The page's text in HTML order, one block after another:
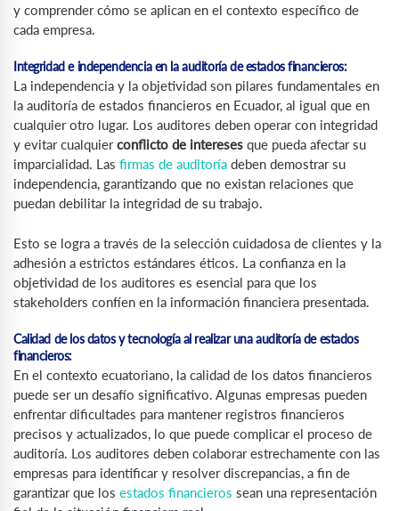
y comprender cómo se aplican en el contexto específico de
cada empresa.
Integridad e independencia en la auditoría de estados financieros:
La independencia y la objetividad son pilares fundamentales en
la auditoría de estados financieros en Ecuador, al igual que en
cualquier otro lugar. Los auditores deben operar con integridad
y evitar cualquierconflicto de intereses que pueda afectar su
imparcialidad. Las firmas de auditoría deben demostrar su
independencia, garantizando que no existan relaciones que
puedan debilitar la integridad de su trabajo.
Esto se logra a través de la selección cuidadosa de clientes y la
adhesión a estrictos estándares éticos. La confianza en la
objetividad de los auditores es esencial para que los
stakeholders confíen en la información financiera presentada.
Calidad de los datos y tecnología al realizar una auditoría de estados
financieros:
En el contexto ecuatoriano, la calidad de los datos financieros
puede ser un desafío significativo. Algunas empresas pueden
enfrentar dificultades para mantener registros financieros
precisos y actualizados, lo que puede complicar el proceso de
auditoría. Los auditores deben colaborar estrechamente con las
empresas para identificar y resolver discrepancias, a fin de
garantizar que los estados financieros sean una representación